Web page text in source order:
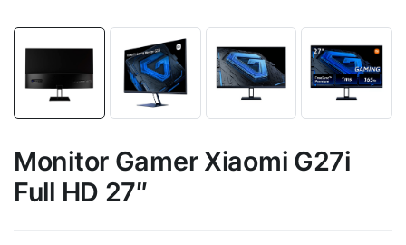
Monitor Gamer Xiaomi G27i
Full HD 27″